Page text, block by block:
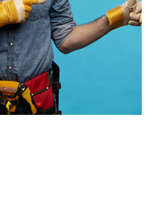
blokkering van opstijgend vocht
Deliverytime
€229,00 €219,00
Incl. BTW